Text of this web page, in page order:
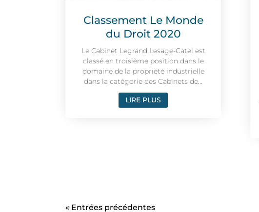
Classement Le Monde
du Droit 2020
Le Cabinet Legrand Lesage-Catel est
classé en troisième position dans le
domaine de la propriété industrielle
dans la catégorie des Cabinets de...
LIRE PLUS
« Entrées précédentes